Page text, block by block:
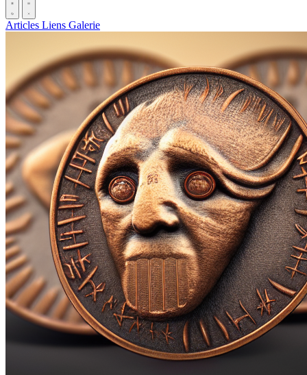
Articles Liens Galerie